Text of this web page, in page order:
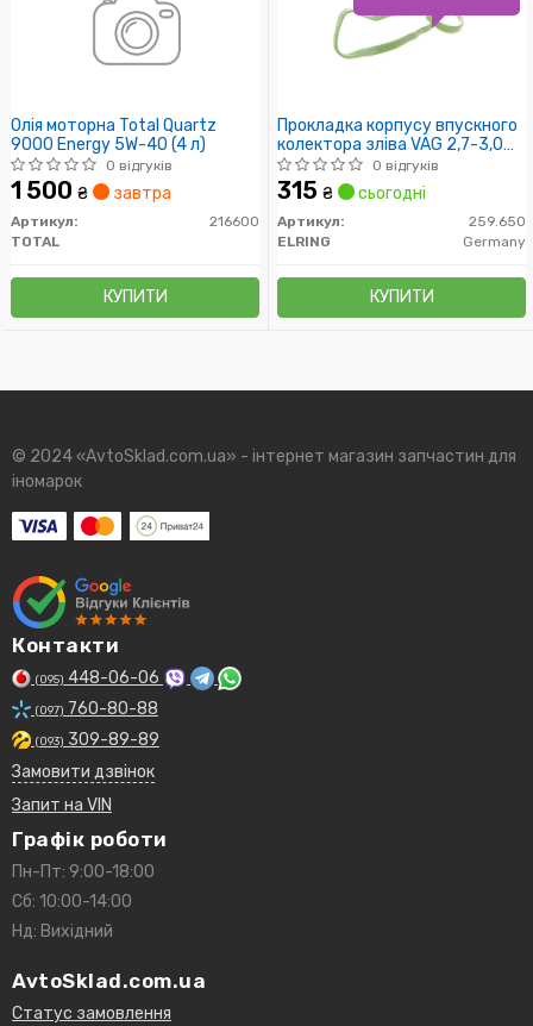
Олія моторна Total Quartz
9000 Energy 5W-40 (4 л)
0 відгуків
1 500 ₴ завтра
Артикул:
216600
TOTAL
КУПИТИ
Прокладка корпусу впускного
колектора зліва VAG 2,7-3,0
TDI (вир-во Elring)
0 відгуків
315 ₴ сьогодні
Артикул:
259.650
ELRING
Germany
КУПИТИ
© 2024 «AvtoSklad.com.ua» - інтернет магазин запчастин для
іномарок
Контакти
(095) 448-06-06
(097) 760-80-88
(093) 309-89-89
Замовити дзвінок
Запит на VIN
Графік роботи
Пн-Пт: 9:00-18:00
Сб: 10:00-14:00
Нд: Вихідний
AvtoSklad.com.ua
Статус замовлення